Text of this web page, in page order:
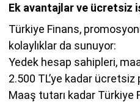
Ek avantajlar ve ücretsiz
Türkiye Finans,
kolaylıklar da sunuyor:
Yedek hesap sahipleri,
2.500 TL’ye kadar
Maaş tutarı kadar Türkiye